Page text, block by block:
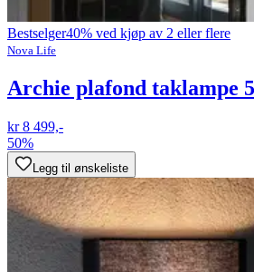
Bestselger40% ved kjøp av 2 eller flere
Nova Life
Archie plafond taklampe
kr 8 499,-
50%
Legg til ønskeliste